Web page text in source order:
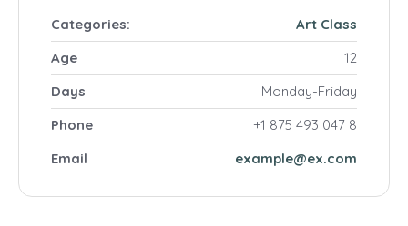
Categories: Art Class
Age
12
Days
Monday-Friday
Phone
+1 875 493 047 8
Email
example@ex.com